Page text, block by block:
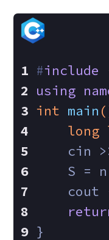
#include
using
int main
long
cin
S =
cout
}